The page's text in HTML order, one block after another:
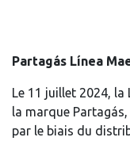
Partagás Línea
Le 11 juillet 2024,
la marque
par le biais du